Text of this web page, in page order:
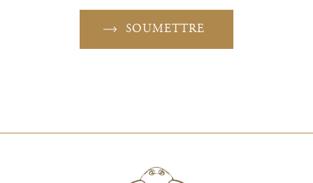
SOUMETTRE